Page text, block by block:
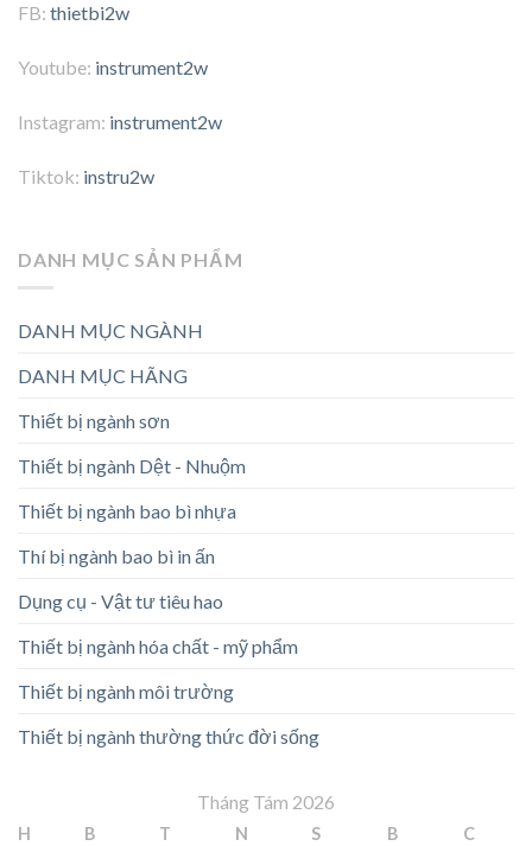
FB: thietbi2w
Youtube: instrument2w
Instagram: instrument2w
Tiktok: instru2w
DANH MỤC SẢN PHẨM
DANH MỤC NGÀNH
DANH MỤC HÃNG
Thiết bị ngành sơn
Thiết bị ngành Dệt - Nhuộm
Thiết bị ngành bao bì nhựa
Thí bị ngành bao bì in ấn
Dụng cụ - Vật tư tiêu hao
Thiết bị ngành hóa chất - mỹ phẩm
Thiết bị ngành môi trường
Thiết bị ngành thường thức đời sống
Tháng Tám 2026
H B T N S B C